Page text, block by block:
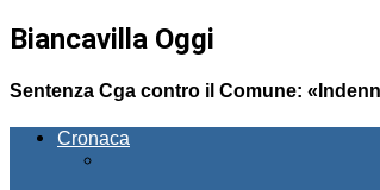
Biancavilla Oggi
Sentenza Cga contro il Comune:
Cronaca